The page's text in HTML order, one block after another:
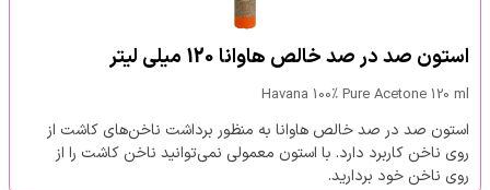
استون صد در صد خالص هاوانا 120 میلی لیتر
Havana 100% Pure Acetone 120 ml
استون صد در صد خالص هاوانا به منظور برداشت ناخن‌های کاشت از
روی ناخن کاربرد دارد. با استون معمولی نمی‌توانید ناخن کاشت را از
روی ناخن خود بردارید.